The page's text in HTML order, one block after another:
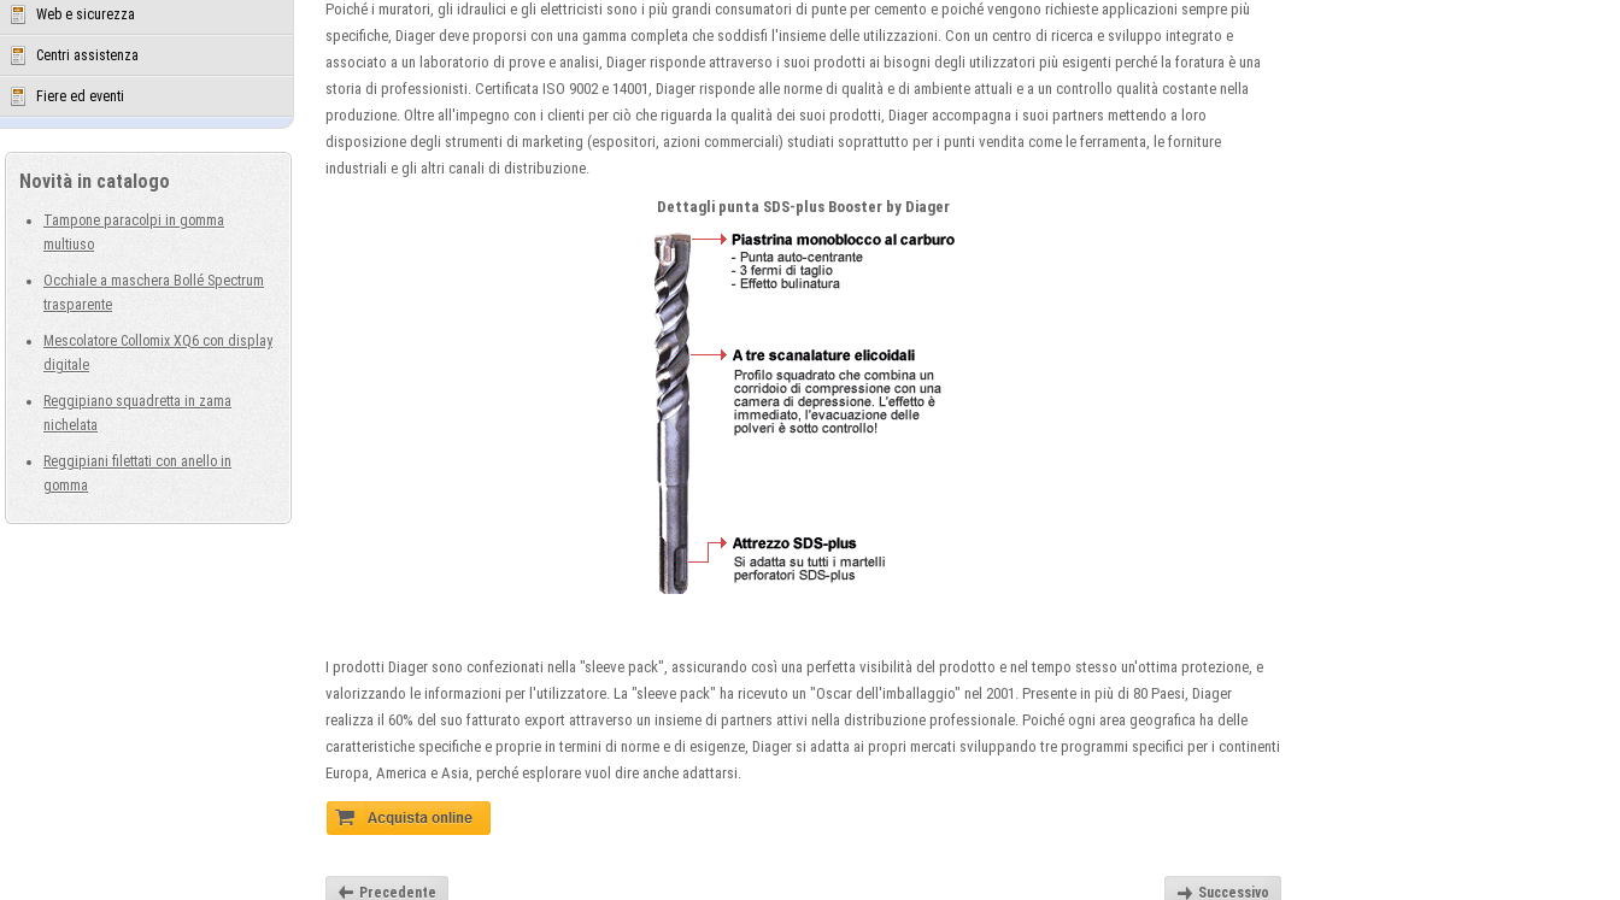
Web e sicurezza
Centri assistenza
Fiere ed eventi
Novità in catalogo
Tampone paracolpi in gomma
multiuso
Occhiale a maschera Bollé Spectrum
trasparente
Mescolatore Collomix XQ6 con display
digitale
Reggipiano squadretta in zama
nichelata
Reggipiani filettati con anello in
gomma
Poiché i muratori, gli idraulici e gli elettricisti sono i più grandi consumatori di punte per cemento e poiché vengono richieste applicazioni sempre più
specifiche, Diager deve proporsi con una gamma completa che soddisfi l'insieme delle utilizzazioni. Con un centro di ricerca e sviluppo integrato e
associato a un laboratorio di prove e analisi, Diager risponde attraverso i suoi prodotti ai bisogni degli utilizzatori più esigenti perché la foratura è una
storia di professionisti. Certificata ISO 9002 e 14001, Diager risponde alle norme di qualità e di ambiente attuali e a un controllo qualità costante nella
produzione. Oltre all'impegno con i clienti per ciò che riguarda la qualità dei suoi prodotti, Diager accompagna i suoi partners mettendo a loro
disposizione degli strumenti di marketing (espositori, azioni commerciali) studiati soprattutto per i punti vendita come le ferramenta, le forniture
industriali e gli altri canali di distribuzione.
Dettagli punta SDS-plus Booster by Diager
I prodotti Diager sono confezionati nella "sleeve pack", assicurando così una perfetta visibilità del prodotto e nel tempo stesso un'ottima protezione, e
valorizzando le informazioni per l'utilizzatore. La "sleeve pack" ha ricevuto un "Oscar dell'imballaggio" nel 2001. Presente in più di 80 Paesi, Diager
realizza il 60% del suo fatturato export attraverso un insieme di partners attivi nella distribuzione professionale. Poiché ogni area geografica ha delle
caratteristiche specifiche e proprie in termini di norme e di esigenze, Diager si adatta ai propri mercati sviluppando tre programmi specifici per i continenti
Europa, America e Asia, perché esplorare vuol dire anche adattarsi.
Precedente Successivo